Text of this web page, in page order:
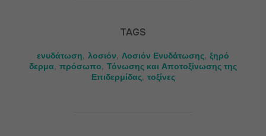
TAGS
ενυδάτωση, λοσιόν, Λοσιόν Ενυδάτωσης, ξηρό
δερμα, πρόσωπο, Τόνωσης και Αποτοξίνωσης της
Επιδερμίδας, τοξίνες